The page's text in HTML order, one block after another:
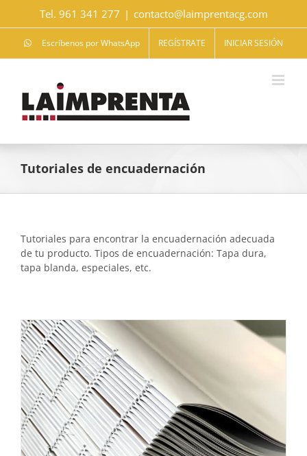
Tel. 961 341 277 | contacto@laimprentacg.com
Escríbenos por WhatsApp REGÍSTRATE INICIAR SESIÓN
Tutoriales de encuadernación
Tutoriales para encontrar la encuadernación adecuada
de tu producto. Tipos de encuadernación: Tapa dura,
tapa blanda, especiales, etc.